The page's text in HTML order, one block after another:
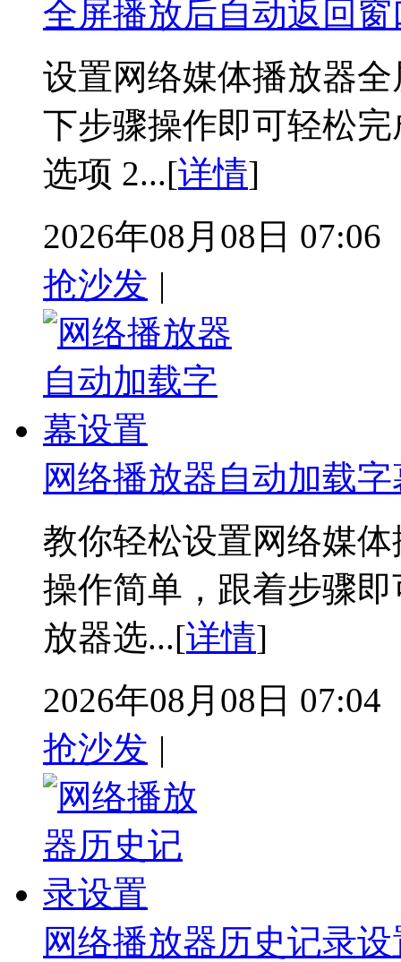
全屏播放后自动返回窗
设置网络媒体播放器
下步骤操作即可轻松
选项 2...[详情]
2026年08月08日 07:06
抢沙发 |
网络播放器自动加载
教你轻松设置网络媒
操作简单，跟着步骤
放器选...[详情]
2026年08月08日 07:04
抢沙发 |
网络播放器历史记录设